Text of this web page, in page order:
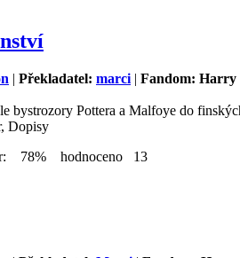
| Překladatel: marci | Fandom: Harry
bystrozory Pottera a Malfoye do
Dopisy
78% hodnoceno 13